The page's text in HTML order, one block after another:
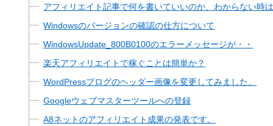
アフィリエイト記事で何を書いていいのか、わからない時
Windowsのバージョンの確認の仕方について
WindowsUpdate_800B0100のエラーメッセージが・・
楽天アフィリエイトで稼ぐことは簡単か？
WordPressブログのヘッダー画像を変更してみました。
Googleウェブマスターツールへの登録
A8ネットのアフィリエイト成果の発表です。